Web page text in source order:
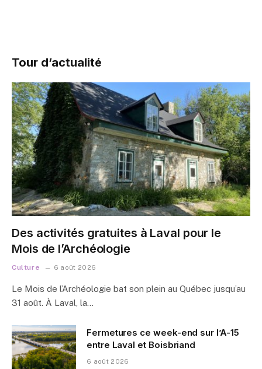
Tour d’actualité
Des activités gratuites à Laval pour le
Mois de l’Archéologie
Culture 6 août 2026
Le Mois de l’Archéologie bat son plein au Québec jusqu’au
31 août. À Laval, la…
Fermetures ce week-end sur l’A-15
entre Laval et Boisbriand
6 août 2026